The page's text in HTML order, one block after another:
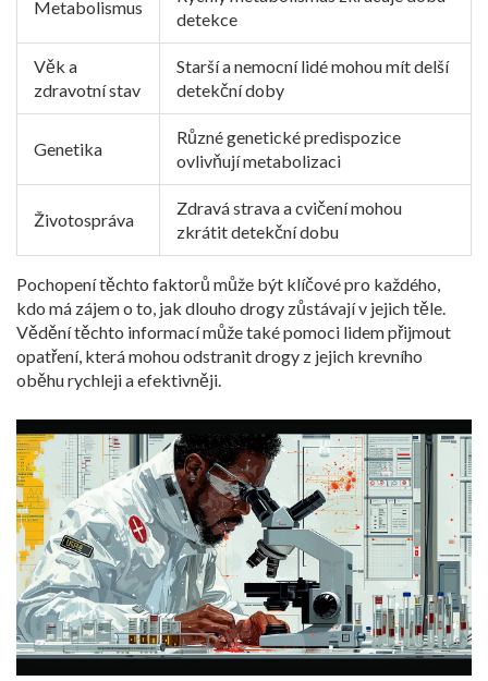
Metabolismus
detekce
Věk a
zdravotní stav
Starší a nemocní lidé mohou mít delší
detekční doby
Genetika
Různé genetické predispozice
ovlivňují metabolizaci
Životospráva
Zdravá strava a cvičení mohou
zkrátit detekční dobu
Pochopení těchto faktorů může být klíčové pro každého,
kdo má zájem o to, jak dlouho drogy zůstávají v jejich těle.
Vědění těchto informací může také pomoci lidem přijmout
opatření, která mohou odstranit drogy z jejich krevního
oběhu rychleji a efektivněji.